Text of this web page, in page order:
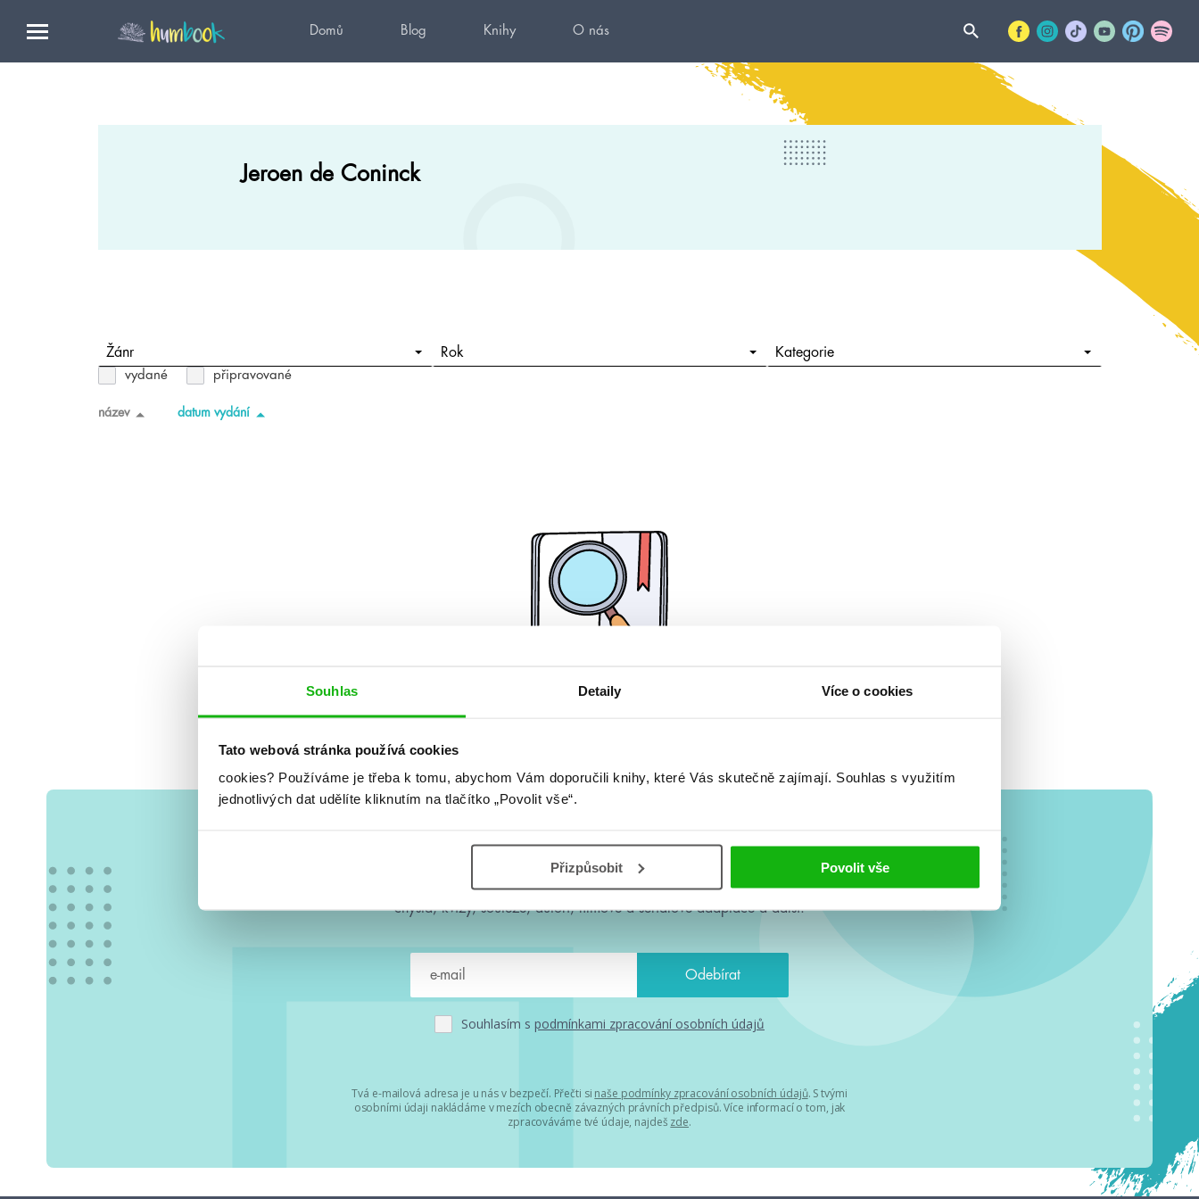
Souhlas Detaily Více o cookies
Tato webová stránka používá cookies
cookies? Používáme je třeba k tomu, abychom Vám doporučili knihy, které Vás skutečně zajímají. Souhlas s využitím
jednotlivých dat udělíte kliknutím na tlačítko „Povolit vše“.
Přizpůsobit Povolit vše
Domů Blog Knihy O nás
Jeroen de Coninck
Žánr Rok Kategorie
vydané připravované
název datum vydání
#HumbookNews
Vše kolem #youngadult každý měsíc rovnou do mailu! Nové knihy, co se
chystá, kvízy, soutěže, autoři, filmové a seriálové adaptace a další.
Souhlasím s podmínkami zpracování osobních údajů
Tvá e-mailová adresa je u nás v bezpečí. Přečti si naše podmínky zpracování osobních údajů. S tvými
osobními údaji nakládáme v mezích obecně závazných právních předpisů. Více informací o tom, jak
zpracováváme tvé údaje, najdeš zde.